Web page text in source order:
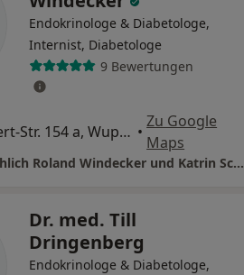
Endokrinologe & Diabetologe,
Internist, Diabetologe
9 Bewertungen
Friedrich-Ebert-Str. 154 a, Wuppertal •
Zu Google
Maps
Dres. Stefan Ehlich Roland Windecker und Katrin Schauerte
Dr. med. Till
Dringenberg
Endokrinologe & Diabetologe,